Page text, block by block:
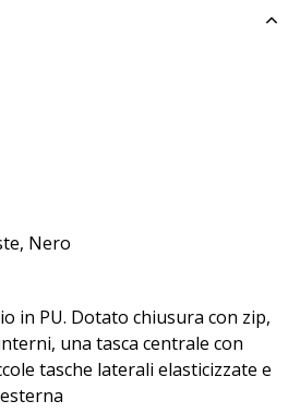
Nero
in PU. Dotato chiusura con zip,
una tasca centrale con
tasche laterali elasticizzate e